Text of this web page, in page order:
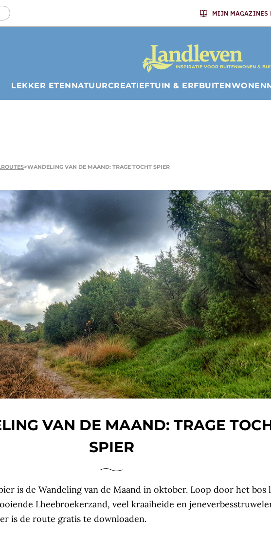
MIJN MAGAZINES
INSPIRATIE VOOR BUITENWONEN &
LEKKER ETENNATUURCREATIEFTUIN & ERFBUITENWONEN
>WANDELING VAN DE MAAND: TRAGE TOCHT SPIER
VAN DE MAAND: TRAGE
SPIER
is de Wandeling van de Maand in oktober. Loop door het bos
Lheebroekerzand, veel kraaiheide en
is de route gratis te downloaden.